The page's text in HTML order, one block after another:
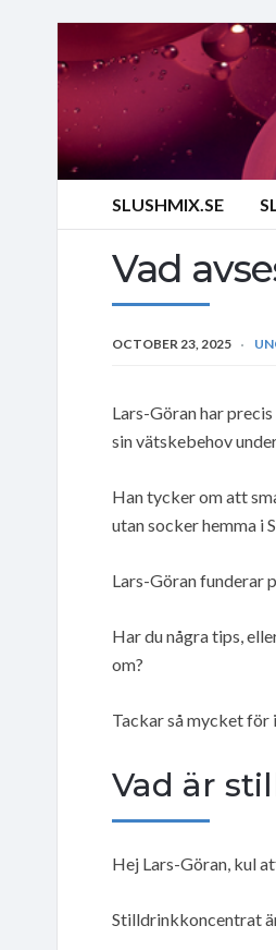
SLUSHMIX.SE
Vad
OCTOBER 23, 2025
Lars-Göran har
sin vätskebehov
Han tycker om att
utan socker hemma i
Lars-Göran funderar
Har du några tips,
om?
Tackar så mycket för
Vad är
Hej Lars-Göran, kul
Stilldrinkkoncentrat